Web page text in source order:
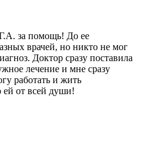
за помощь! До ее
врачей, но никто не мог
Доктор сразу поставила
лечение и мне сразу
работать и жить
от всей души!